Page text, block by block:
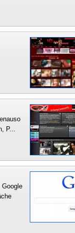
P...